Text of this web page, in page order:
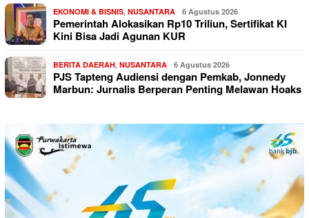
EKONOMI & BISNIS, NUSANTARA 6 Agustus 2026
Pemerintah Alokasikan Rp10 Triliun, Sertifikat KI
Kini Bisa Jadi Agunan KUR
BERITA DAERAH, NUSANTARA 6 Agustus 2026
PJS Tapteng Audiensi dengan Pemkab, Jonnedy
Marbun: Jurnalis Berperan Penting Melawan Hoaks